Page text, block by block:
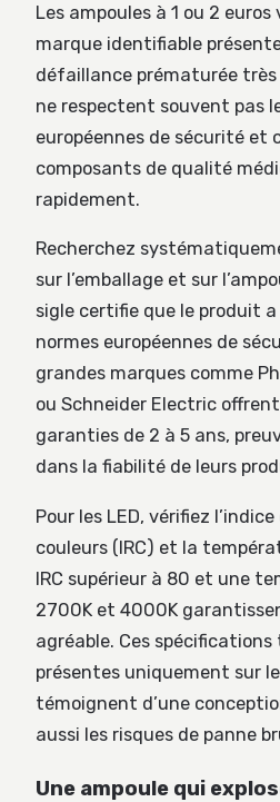
Les ampoules à 1 ou 2
marque identifiable
défaillance prématurée très
ne respectent souvent pas
européennes de sécurité et
composants de qualité
rapidement.
Recherchez
sur l’emballage et sur
sigle certifie que le produit
normes européennes de
grandes marques comme
ou Schneider Electric
garanties de 2 à 5 ans,
dans la fiabilité de leurs
Pour les LED, vérifiez
couleurs (IRC) et la
IRC supérieur à 80 et une
2700K et 4000K
agréable. Ces spécifications
présentes uniquement sur
témoignent d’une
aussi les risques de panne
Une ampoule qui